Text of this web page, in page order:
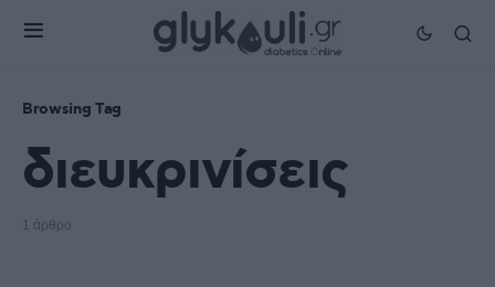
Browsing Tag
διευκρινίσεις
1 άρθρο